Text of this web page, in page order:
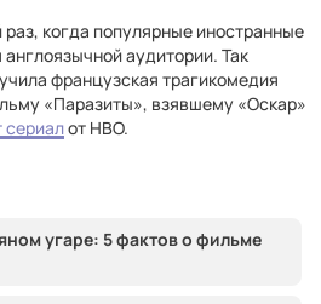
когда популярные иностранные
аудитории. Так
французская трагикомедия
«Паразиты», взявшему «Оскар»
сериалот HBO.
угаре: 5 фактов о фильме